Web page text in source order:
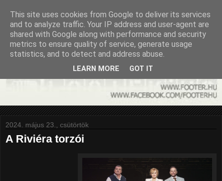
2024. május 23., csütörtök
A Riviéra torzói
This site uses cookies from Google to deliver its services
and to analyze traffic. Your IP address and user-agent are
shared with Google along with performance and security
metrics to ensure quality of service, generate usage
statistics, and to detect and address abuse.
LEARN MORE GOT IT